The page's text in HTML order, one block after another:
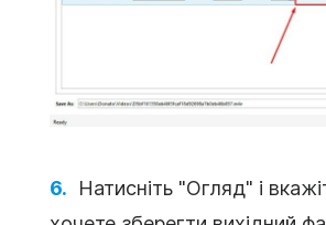
Натисніть "Огляд" і